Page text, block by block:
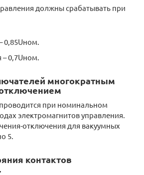
должны срабатывать при
0,85Uном.
0,7Uном.
многократным
при номинальном
электромагнитов управления.
отключения для вакуумных
5.
контактов